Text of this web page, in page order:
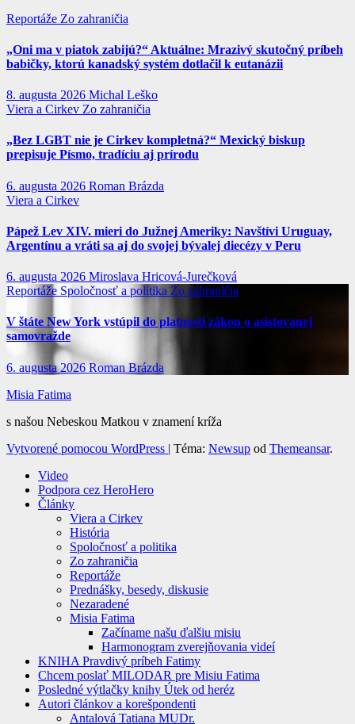
Reportáže Zo zahraničia
„Oni ma v piatok zabijú?“ Aktuálne: Mrazivý skutočný príbeh
babičky, ktorú kanadský systém dotlačil k eutanázii
8. augusta 2026 Michal Leško
Viera a Cirkev Zo zahraničia
„Bez LGBT nie je Cirkev kompletná?“ Mexický biskup
prepisuje Písmo, tradíciu aj prírodu
6. augusta 2026 Roman Brázda
Viera a Cirkev
Pápež Lev XIV. mieri do Južnej Ameriky: Navštívi Uruguay,
Argentínu a vráti sa aj do svojej bývalej diecézy v Peru
6. augusta 2026 Miroslava Hricová-Jurečková
Reportáže Spoločnosť a politika Zo zahraničia
V štáte New York vstúpil do platnosti zákon o asistovanej
samovražde
6. augusta 2026 Roman Brázda
Misia Fatima
s našou Nebeskou Matkou v znamení kríža
Vytvorené pomocou WordPress | Téma: Newsup od Themeansar.
Video
Podpora cez HeroHero
Články
Viera a Cirkev
História
Spoločnosť a politika
Zo zahraničia
Reportáže
Prednášky, besedy, diskusie
Nezaradené
Misia Fatima
Začíname našu ďalšiu misiu
Harmonogram zverejňovania videí
KNIHA Pravdivý príbeh Fatimy
Chcem poslať MILODAR pre Misiu Fatima
Posledné výtlačky knihy Útek od heréz
Autori článkov a korešpondenti
Antalová Tatiana MUDr.